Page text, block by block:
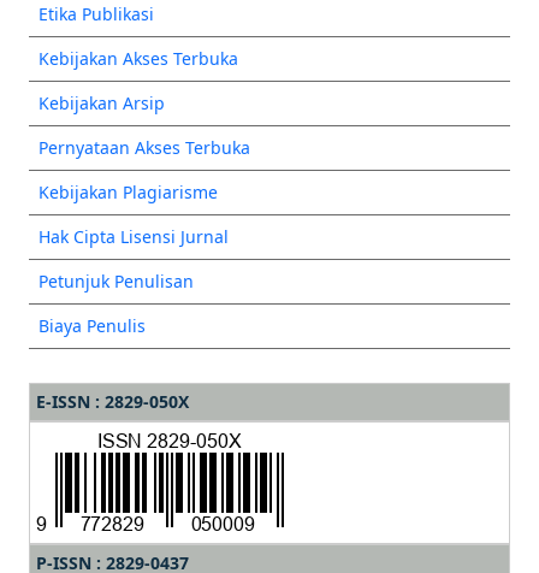
Etika Publikasi
Kebijakan Akses Terbuka
Kebijakan Arsip
Pernyataan Akses Terbuka
Kebijakan Plagiarisme
Hak Cipta Lisensi Jurnal
Petunjuk Penulisan
Biaya Penulis
E-ISSN : 2829-050X
P-ISSN : 2829-0437